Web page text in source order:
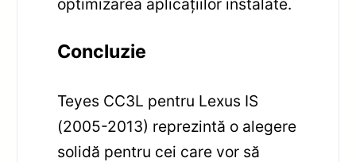
optimizarea aplicațiilor instalate.
Concluzie
Teyes CC3L pentru Lexus IS
(2005-2013) reprezintă o alegere
solidă pentru cei care vor să